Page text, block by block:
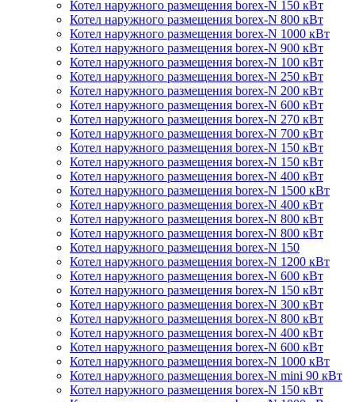
Котел наружного размещения borex-N 150 кВт
Котел наружного размещения borex-N 800 кВт
Котел наружного размещения borex-N 1000 кВт
Котел наружного размещения borex-N 900 кВт
Котел наружного размещения borex-N 100 кВт
Котел наружного размещения borex-N 250 кВт
Котел наружного размещения borex-N 200 кВт
Котел наружного размещения borex-N 600 кВт
Котел наружного размещения borex-N 270 кВт
Котел наружного размещения borex-N 700 кВт
Котел наружного размещения borex-N 150 кВт
Котел наружного размещения borex-N 150 кВт
Котел наружного размещения borex-N 400 кВт
Котел наружного размещения borex-N 1500 кВт
Котел наружного размещения borex-N 400 кВт
Котел наружного размещения borex-N 800 кВт
Котел наружного размещения borex-N 800 кВт
Котел наружного размещения borex-N 150
Котел наружного размещения borex-N 1200 кВт
Котел наружного размещения borex-N 600 кВт
Котел наружного размещения borex-N 150 кВт
Котел наружного размещения borex-N 300 кВт
Котел наружного размещения borex-N 800 кВт
Котел наружного размещения borex-N 400 кВт
Котел наружного размещения borex-N 600 кВт
Котел наружного размещения borex-N 1000 кВт
Котел наружного размещения borex-N mini 90 кВт
Котел наружного размещения borex-N 150 кВт